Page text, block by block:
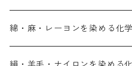
綿・麻・レーヨンを染める化
直接染料－染色手順が簡単